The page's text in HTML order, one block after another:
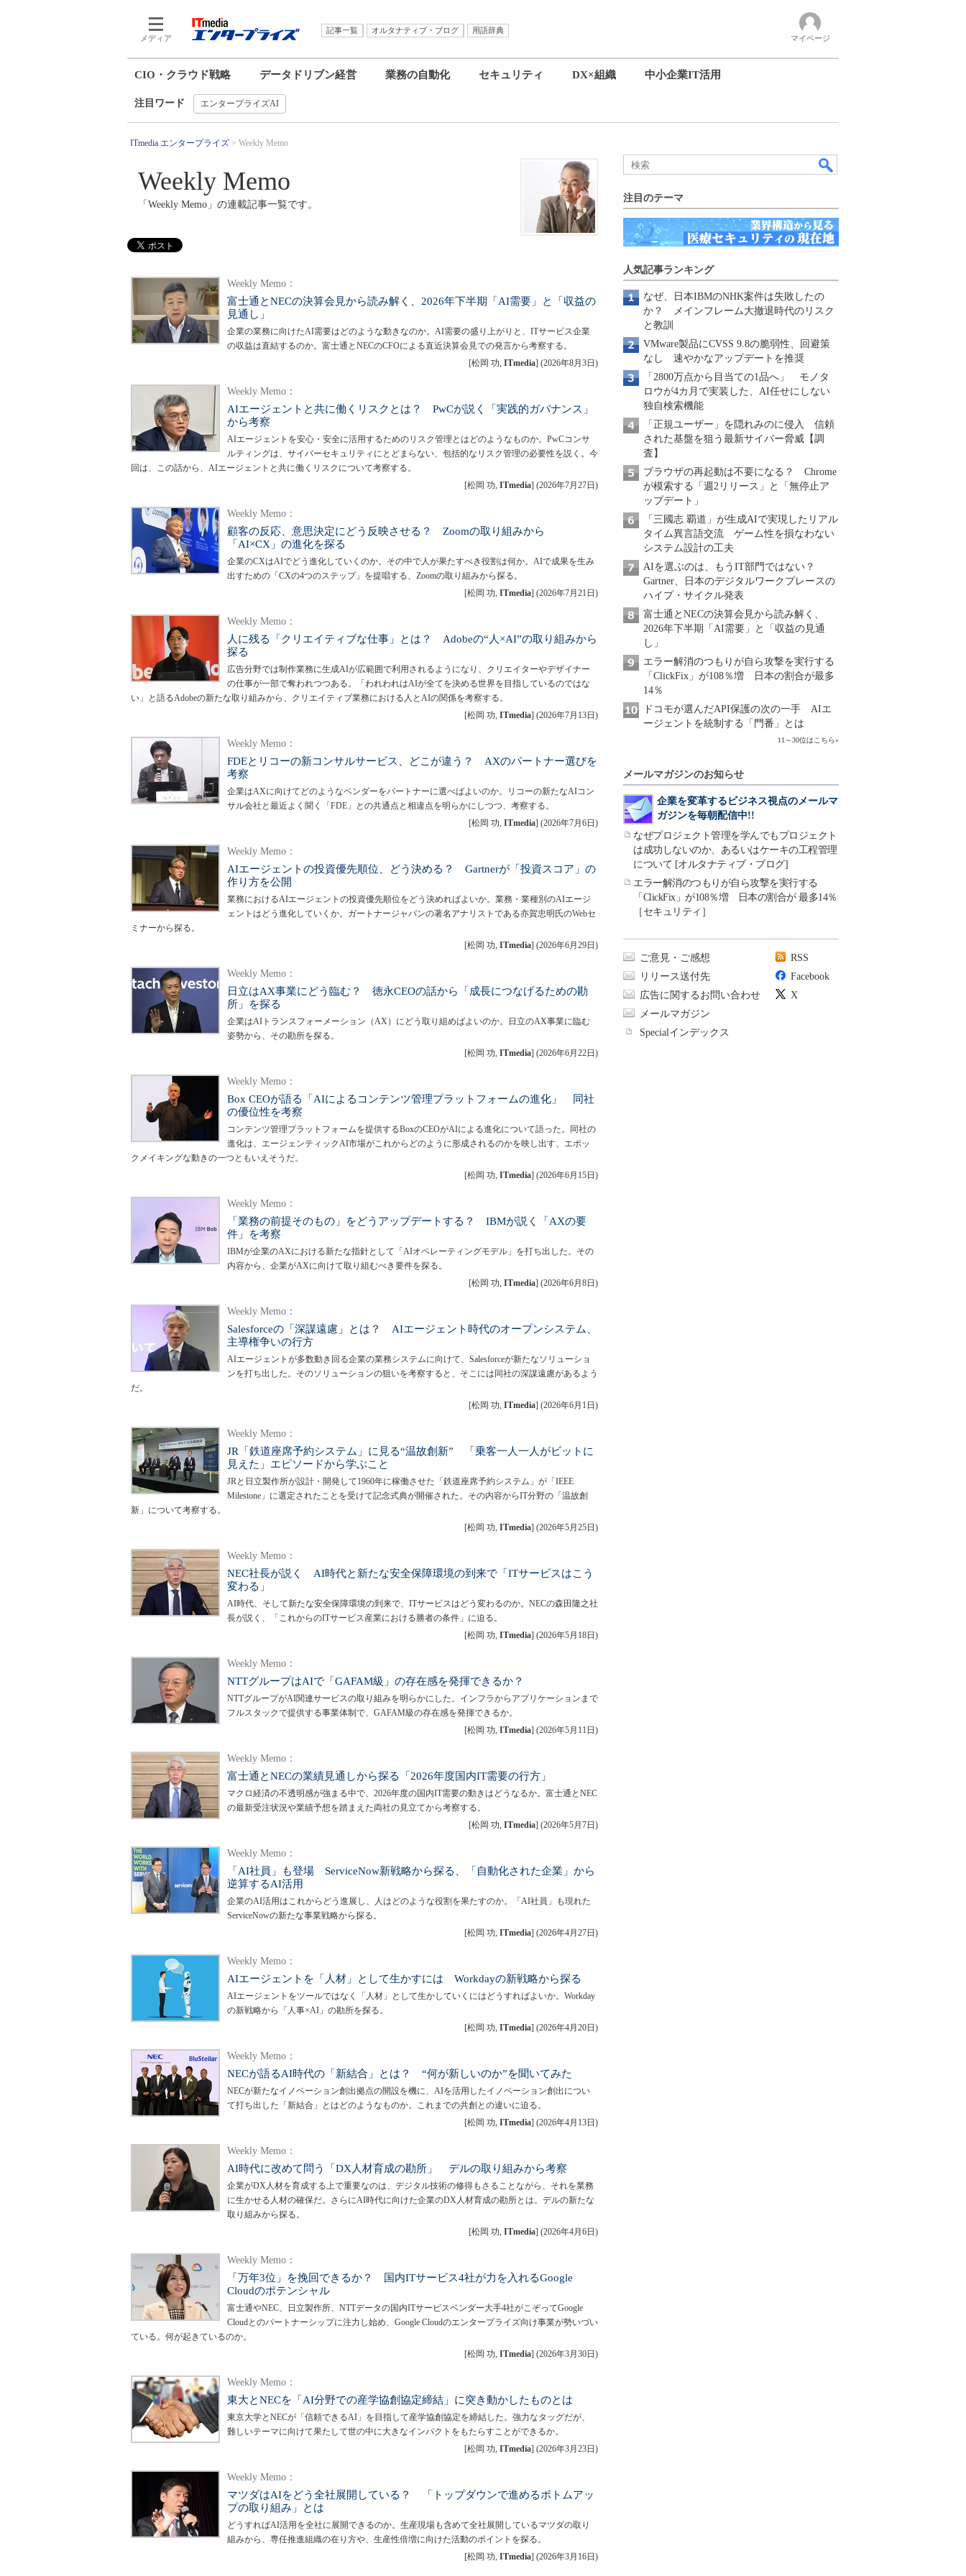
メディア
記事一覧 オルタナティブ・ブログ
用語辞典
マイページ
CIO・クラウド戦略 データドリブン経営 業務の自動化 セキュリティ DX×組織 中小企業IT活用
注目ワード エンタープライズAI
ITmedia エンタープライズ Weekly Memo
Weekly Memo
「Weekly Memo」の連載記事一覧です。
Weekly Memo：
富士通とNECの決算会見から読み解く、2026年下半期「AI需要」と「収益の
見通し」
企業の業務に向けたAI需要はどのような動きなのか。AI需要の盛り上がりと、ITサービス企業
の収益は直結するのか。富士通とNECのCFOによる直近決算会見での発言から考察する。
[松岡 功, ITmedia] (2026年8月3日 )
Weekly Memo：
AIエージェントと共に働くリスクとは？ PwCが説く「実践的ガバナンス」
から考察
AIエージェントを安心・安全に活用するためのリスク管理とはどのようなものか。PwCコンサ
ルティングは、サイバーセキュリティにとどまらない、包括的なリスク管理の必要性を説く。今
回は、この話から、AIエージェントと共に働くリスクについて考察する。
[松岡 功, ITmedia] (2026年7月27日 )
Weekly Memo：
顧客の反応、意思決定にどう反映させる？ Zoomの取り組みから
「AI×CX」の進化を探る
企業のCXはAIでどう進化していくのか。その中で人が果たすべき役割は何か。AIで成果を生み
出すための「CXの4つのステップ」を提唱する、Zoomの取り組みから探る。
[松岡 功, ITmedia] (2026年7月21日 )
Weekly Memo：
人に残る「クリエイティブな仕事」とは？ Adobeの“人×AI”の取り組みから
探る
広告分野では制作業務に生成AIが広範囲で利用されるようになり、クリエイターやデザイナー
の仕事が一部で奪われつつある。「われわれはAIが全てを決める世界を目指しているのではな
い」と語るAdobeの新たな取り組みから、クリエイティブ業務における人とAIの関係を考察する。
[松岡 功, ITmedia] (2026年7月13日 )
Weekly Memo：
FDEとリコーの新コンサルサービス、どこが違う？ AXのパートナー選びを
考察
企業はAXに向けてどのようなベンダーをパートナーに選べばよいのか。リコーの新たなAIコン
サル会社と最近よく聞く「FDE」との共通点と相違点を明らかにしつつ、考察する。
[松岡 功, ITmedia] (2026年7月6日 )
Weekly Memo：
AIエージェントの投資優先順位、どう決める？ Gartnerが「投資スコア」の
作り方を公開
業務におけるAIエージェントの投資優先順位をどう決めればよいか。業務・業種別のAIエージ
ェントはどう進化していくか。ガートナージャパンの著名アナリストである亦賀忠明氏のWebセ
ミナーから探る。
[松岡 功, ITmedia] (2026年6月29日 )
Weekly Memo：
日立はAX事業にどう臨む？ 徳永CEOの話から「成長につなげるための勘
所」を探る
企業はAIトランスフォーメーション（AX）にどう取り組めばよいのか。日立のAX事業に臨む
姿勢から、その勘所を探る。
[松岡 功, ITmedia] (2026年6月22日 )
Weekly Memo：
Box CEOが語る「AIによるコンテンツ管理プラットフォームの進化」 同社
の優位性を考察
コンテンツ管理プラットフォームを提供するBoxのCEOがAIによる進化について語った。同社の
進化は、エージェンティックAI市場がこれからどのように形成されるのかを映し出す、エポッ
クメイキングな動きの一つともいえそうだ。
[松岡 功, ITmedia] (2026年6月15日 )
Weekly Memo：
「業務の前提そのもの」をどうアップデートする？ IBMが説く「AXの要
件」を考察
IBMが企業のAXにおける新たな指針として「AIオペレーティングモデル」を打ち出した。その
内容から、企業がAXに向けて取り組むべき要件を探る。
[松岡 功, ITmedia] (2026年6月8日 )
Weekly Memo：
Salesforceの「深謀遠慮」とは？ AIエージェント時代のオープンシステム、
主導権争いの行方
AIエージェントが多数動き回る企業の業務システムに向けて、Salesforceが新たなソリューショ
ンを打ち出した。そのソリューションの狙いを考察すると、そこには同社の深謀遠慮があるよう
だ。
[松岡 功, ITmedia] (2026年6月1日 )
Weekly Memo：
JR「鉄道座席予約システム」に見る“温故創新” 「乗客一人一人がビットに
見えた」エピソードから学ぶこと
JRと日立製作所が設計・開発して1960年に稼働させた「鉄道座席予約システム」が「IEEE
Milestone」に選定されたことを受けて記念式典が開催された。その内容からIT分野の「温故創
新」について考察する。
[松岡 功, ITmedia] (2026年5月25日 )
Weekly Memo：
NEC社長が説く AI時代と新たな安全保障環境の到来で「ITサービスはこう
変わる」
AI時代、そして新たな安全保障環境の到来で、ITサービスはどう変わるのか。NECの森田隆之社
長が説く、「これからのITサービス産業における勝者の条件」に迫る。
[松岡 功, ITmedia] (2026年5月18日 )
Weekly Memo：
NTTグループはAIで「GAFAM級」の存在感を発揮できるか？
NTTグループがAI関連サービスの取り組みを明らかにした。インフラからアプリケーションまで
フルスタックで提供する事業体制で、GAFAM級の存在感を発揮できるか。
[松岡 功, ITmedia] (2026年5月11日 )
Weekly Memo：
富士通とNECの業績見通しから探る「2026年度国内IT需要の行方」
マクロ経済の不透明感が強まる中で、2026年度の国内IT需要の動きはどうなるか。富士通とNEC
の最新受注状況や業績予想を踏まえた両社の見立てから考察する。
[松岡 功, ITmedia] (2026年5月7日 )
Weekly Memo：
「AI社員」も登場 ServiceNow新戦略から探る、「自動化された企業」から
逆算するAI活用
企業のAI活用はこれからどう進展し、人はどのような役割を果たすのか。「AI社員」も現れた
ServiceNowの新たな事業戦略から探る。
[松岡 功, ITmedia] (2026年4月27日 )
Weekly Memo：
AIエージェントを「人材」として生かすには Workdayの新戦略から探る
AIエージェントをツールではなく「人材」として生かしていくにはどうすればよいか。Workday
の新戦略から「人事×AI」の勘所を探る。
[松岡 功, ITmedia] (2026年4月20日 )
Weekly Memo：
NECが語るAI時代の「新結合」とは？ “何が新しいのか”を聞いてみた
NECが新たなイノベーション創出拠点の開設を機に、AIを活用したイノベーション創出につい
て打ち出した「新結合」とはどのようなものか。これまでの共創との違いに迫る。
[松岡 功, ITmedia] (2026年4月13日 )
Weekly Memo：
AI時代に改めて問う「DX人材育成の勘所」 デルの取り組みから考察
企業がDX人材を育成する上で重要なのは、デジタル技術の修得もさることながら、それを業務
に生かせる人材の確保だ。さらにAI時代に向けた企業のDX人材育成の勘所とは。デルの新たな
取り組みから探る。
[松岡 功, ITmedia] (2026年4月6日 )
Weekly Memo：
「万年3位」を挽回できるか？ 国内ITサービス4社が力を入れるGoogle
Cloudのポテンシャル
富士通やNEC、日立製作所、NTTデータの国内ITサービスベンダー大手4社がこぞってGoogle
Cloudとのパートナーシップに注力し始め、Google Cloudのエンタープライズ向け事業が勢いづい
ている。何が起きているのか。
[松岡 功, ITmedia] (2026年3月30日 )
Weekly Memo：
東大とNECを「AI分野での産学協創協定締結」に突き動かしたものとは
東京大学とNECが「信頼できるAI」を目指して産学協創協定を締結した。強力なタッグだが、
難しいテーマに向けて果たして世の中に大きなインパクトをもたらすことができるか。
[松岡 功, ITmedia] (2026年3月23日 )
Weekly Memo：
マツダはAIをどう全社展開している？ 「トップダウンで進めるボトムアッ
プの取り組み」とは
どうすればAI活用を全社に展開できるのか。生産現場も含めて全社展開しているマツダの取り
組みから、専任推進組織の在り方や、生産性倍増に向けた活動のポイントを探る。
[松岡 功, ITmedia] (2026年3月16日 )
注目のテーマ
人気記事ランキング
なぜ、日本IBMのNHK案件は失敗したの
か？ メインフレーム大撤退時代のリスク
と教訓
VMware製品にCVSS 9.8の脆弱性、回避策
なし 速やかなアップデートを推奨
「2800万点から目当ての1品へ」 モノタ
ロウが4カ月で実装した、AI任せにしない
独自検索機能
「正規ユーザー」を隠れみのに侵入 信頼
された基盤を狙う最新サイバー脅威【調
査】
ブラウザの再起動は不要になる？ Chrome
が模索する「週2リリース」と「無停止ア
ップデート」
「三國志 覇道」が生成AIで実現したリアル
タイム異言語交流 ゲーム性を損なわない
システム設計の工夫
AIを選ぶのは、もうIT部門ではない？
Gartner、日本のデジタルワークプレースの
ハイプ・サイクル発表
富士通とNECの決算会見から読み解く、
2026年下半期「AI需要」と「収益の見通
し」
エラー解消のつもりが自ら攻撃を実行する
「ClickFix」が108％増 日本の割合が最多
14％
ドコモが選んだAPI保護の次の一手 AIエ
ージェントを統制する「門番」とは
11～30位はこちら»
メールマガジンのお知らせ
企業を変革するビジネス視点のメールマ
ガジンを毎朝配信中!!
なぜプロジェクト管理を学んでもプロジェクト
は成功しないのか、あるいはケーキの工程管理
について [オルタナティブ・ブログ]
エラー解消のつもりが自ら攻撃を実行する
「ClickFix」が108％増 日本の割合が 最多14％
［セキュリティ］
ご意見・ご感想
リリース送付先
広告に関するお問い合わせ
メールマガジン
Specialインデックス
RSS
Facebook
X